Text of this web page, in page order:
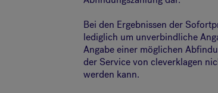
Bei den Ergebnissen der
lediglich um unverbindliche
Angabe einer möglichen
der Service von cleverklagen
werden kann.